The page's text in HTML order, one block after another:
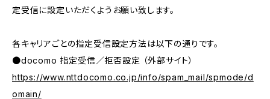
定受信に設定いただくようお願い致します。
各キャリアごとの指定受信設定方法は以下の通りです。
●docomo 指定受信／拒否設定 （外部サイト）
https://www.nttdocomo.co.jp/info/spam_mail/spmode/d
omain/